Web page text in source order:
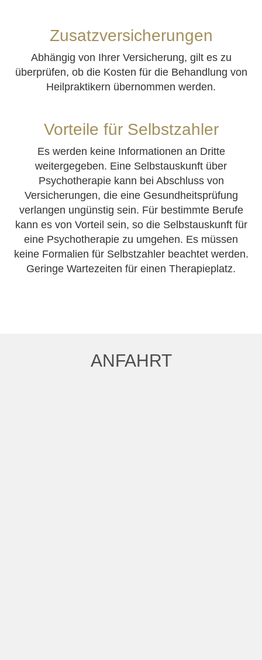
Zusatzversicherungen
Abhängig von Ihrer Versicherung, gilt es zu
überprüfen, ob die Kosten für die Behandlung von
Heilpraktikern übernommen werden.
Vorteile für Selbstzahler
Es werden keine Informationen an Dritte
weitergegeben. Eine Selbstauskunft über
Psychotherapie kann bei Abschluss von
Versicherungen, die eine Gesundheitsprüfung
verlangen ungünstig sein. Für bestimmte Berufe
kann es von Vorteil sein, so die Selbstauskunft für
eine Psychotherapie zu umgehen. Es müssen
keine Formalien für Selbstzahler beachtet werden.
Geringe Wartezeiten für einen Therapieplatz.
ANFAHRT